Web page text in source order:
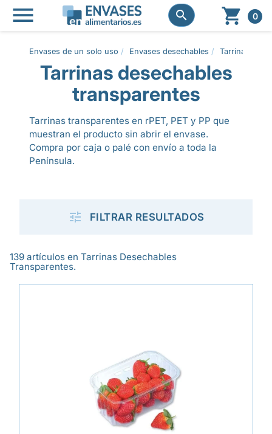
 
  0
Envases de un solo uso Envases desechables Tarrinas
Tarrinas desechables
transparentes
Tarrinas transparentes en rPET, PET y PP que
muestran el producto sin abrir el envase.
Compra por caja o palé con envío a toda la
Península.
 FILTRAR RESULTADOS
139 artículos en Tarrinas Desechables
Transparentes.